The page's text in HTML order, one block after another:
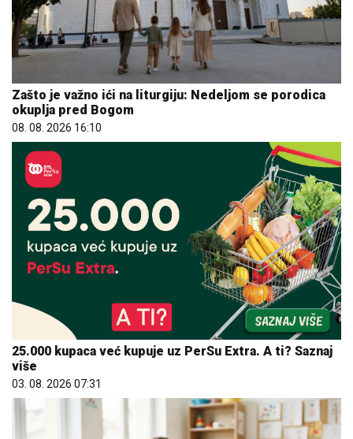
Zašto je važno ići na liturgiju: Nedeljom se porodica
okuplja pred Bogom
08. 08. 2026 16:10
25.000 kupaca već kupuje uz PerSu Extra. A ti? Saznaj
više
03. 08. 2026 07:31